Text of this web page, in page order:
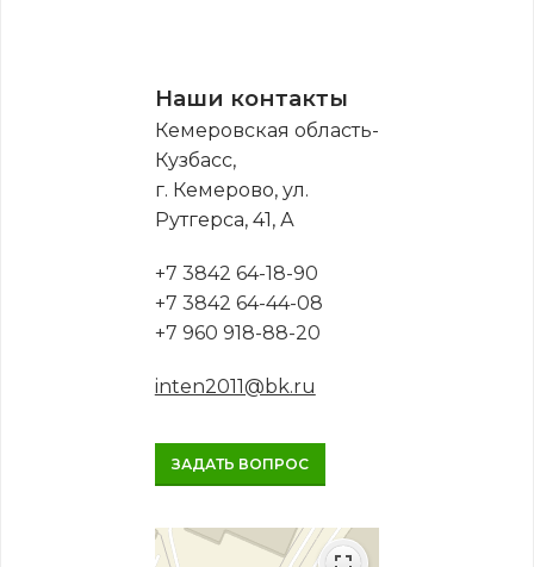
Наши контакты
Кемеровская область-
Кузбасс,
г. Кемерово, ул.
Рутгерса, 41, А
+7 3842 64-18-90
+7 3842 64-44-08
+7 960 918-88-20
inten2011@bk.ru
ЗАДАТЬ ВОПРОС